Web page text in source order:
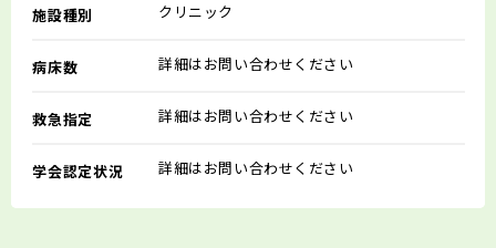
施設種別 クリニック
病床数 詳細はお問い合わせください
救急指定 詳細はお問い合わせください
学会認定状況 詳細はお問い合わせください